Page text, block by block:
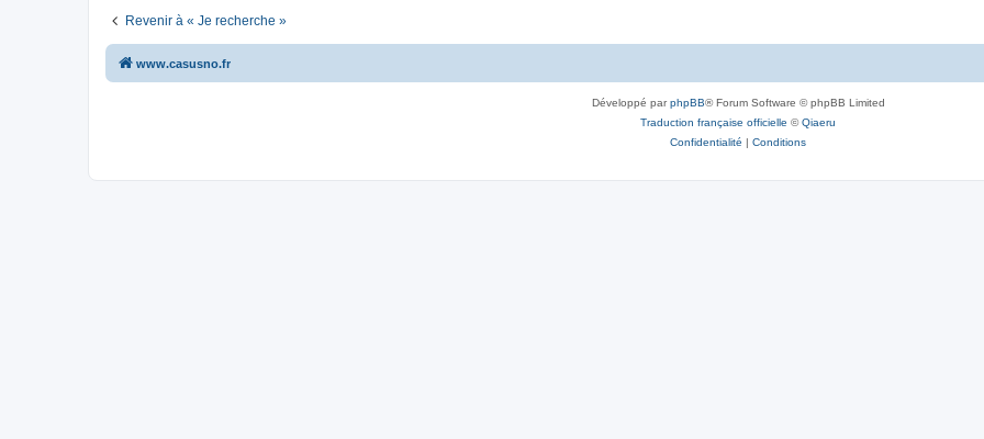
Revenir à « Je recherche »
www.casusno.fr
Développé parphpBB® Forum Software © phpBB Limited
Traduction française officielle ©Qiaeru
Confidentialité | Conditions